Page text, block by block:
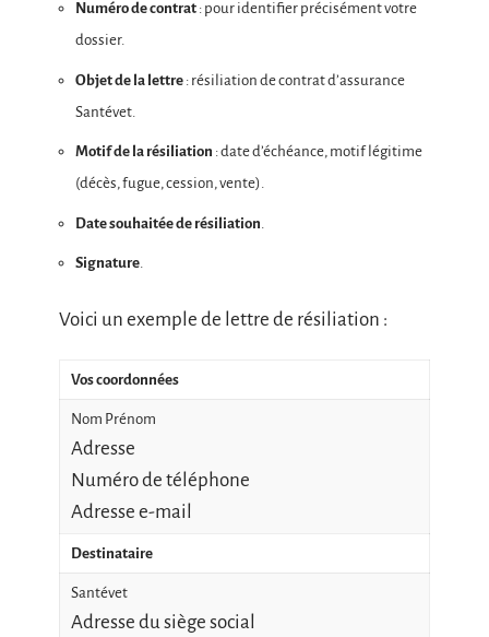
Numéro de contrat : pour identifier précisément votre
dossier.
Objet de la lettre : résiliation de contrat d’assurance
Santévet.
Motif de la résiliation : date d’échéance, motif légitime
(décès, fugue, cession, vente).
Date souhaitée de résiliation
Signature.
Voici un exemple de lettre de résiliation :
Vos coordonnées
Nom Prénom
Adresse
Numéro de téléphone
Adresse e-mail
Destinataire
Santévet
Adresse du siège social